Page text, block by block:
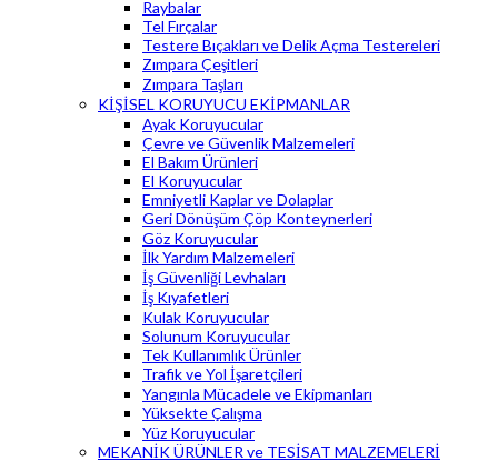
Raybalar
Tel Fırçalar
Testere Bıçakları ve Delik Açma Testereleri
Zımpara Çeşitleri
Zımpara Taşları
KİŞİSEL KORUYUCU EKİPMANLAR
Ayak Koruyucular
Çevre ve Güvenlik Malzemeleri
El Bakım Ürünleri
El Koruyucular
Emniyetli Kaplar ve Dolaplar
Geri Dönüşüm Çöp Konteynerleri
Göz Koruyucular
İlk Yardım Malzemeleri
İş Güvenliği Levhaları
İş Kıyafetleri
Kulak Koruyucular
Solunum Koruyucular
Tek Kullanımlık Ürünler
Trafik ve Yol İşaretçileri
Yangınla Mücadele ve Ekipmanları
Yüksekte Çalışma
Yüz Koruyucular
MEKANİK ÜRÜNLER ve TESİSAT MALZEMELERİ